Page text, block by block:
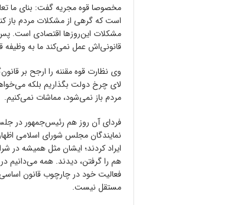
مخصوصا قوه مجریه گفت: بنای ما
است که گرهی از مشکلات مردم باز
مشکلات این‌روزها اقتصادی است.
قانونی‌اش عمل نمی‌کند ما به وظیفه
وی نظارت قوه مقننه را ارجح بر
لای چرخ دولت بگذاریم بلکه
مردم باز نمی‌شود، مماشات نمی‌کنیم.
نمایندگان مجلس شورای اسلامی
ایراد کردند؛ ایشان مثل همیشه در
هم را گرفتن، دیدند. همه می‌دانیم
فعالیت خود در چارچوب قانون اساسی
مستقل نیست.